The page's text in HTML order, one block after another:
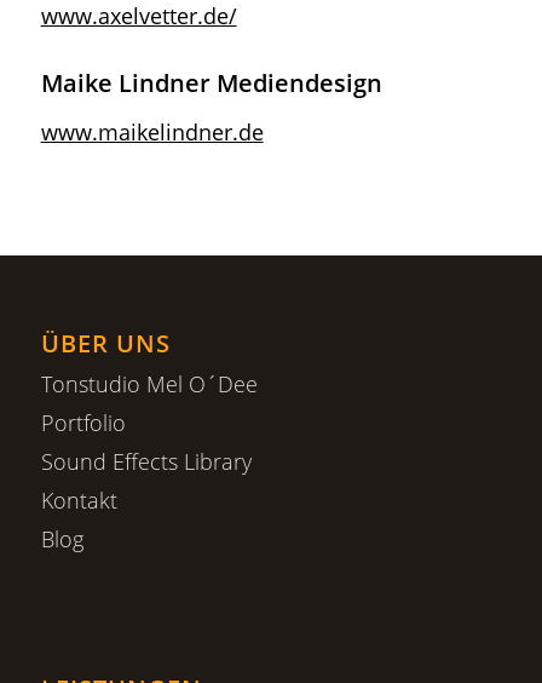
www.axelvetter.de/
Maike Lindner Mediendesign
www.maikelindner.de
ÜBER UNS
Tonstudio Mel O´Dee
Portfolio
Sound Effects Library
Kontakt
Blog